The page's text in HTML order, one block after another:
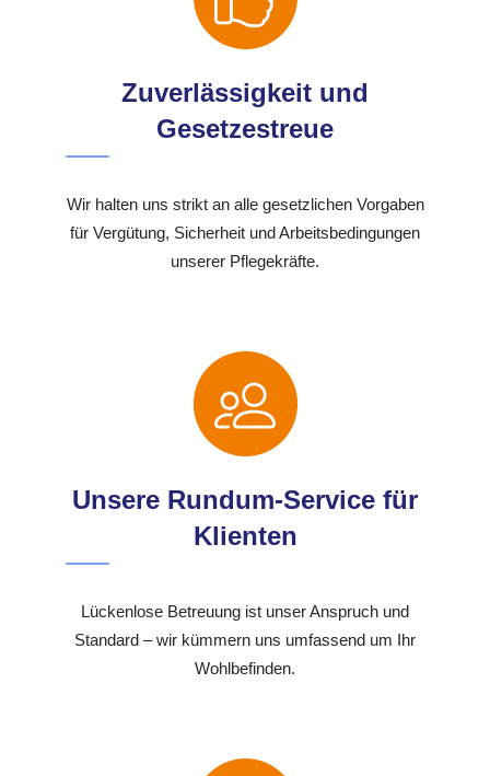
Zuverlässigkeit und
Gesetzestreue
Wir halten uns strikt an alle gesetzlichen Vorgaben
für Vergütung, Sicherheit und Arbeitsbedingungen
unserer Pflegekräfte.
Unsere Rundum-Service für
Klienten
Lückenlose Betreuung ist unser Anspruch und
Standard – wir kümmern uns umfassend um Ihr
Wohlbefinden.